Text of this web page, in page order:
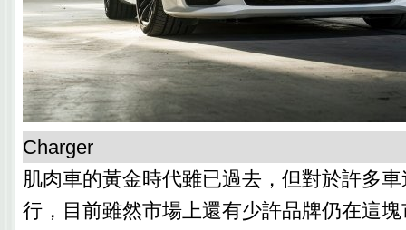
Charger
肌肉車的黃金時代雖已過去，但對於許多
行，目前雖然市場上還有少許品牌仍在這